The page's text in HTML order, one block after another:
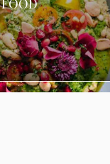
FOOD